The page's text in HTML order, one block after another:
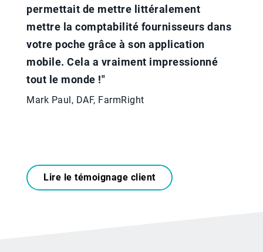
permettait de mettre littéralement
mettre la comptabilité fournisseurs dans
votre poche grâce à son application
mobile. Cela a vraiment impressionné
tout le monde !"
Mark Paul, DAF, FarmRight
Lire le témoignage client